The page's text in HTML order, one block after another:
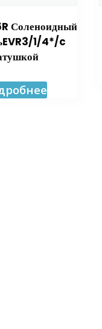
Соленоидный
1/4*/c